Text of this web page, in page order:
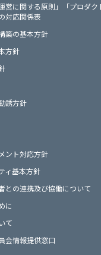
営に関する原則」「プロダ
対応関係表
築の基本方針
方針
誘方針
ント対応方針
ィ基本方針
との連携及び協働について
に
て
会情報提供窓口